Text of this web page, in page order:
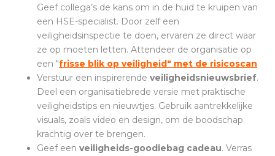
Geef collega’s de kans om in de huid te kruipen van
een HSE-specialist. Door zelf een
veiligheidsinspectie te doen, ervaren ze direct waar
ze op moeten letten. Attendeer de organisatie op
een "frisse blik op veiligheid" met de risicoscan
Verstuur een inspirerende veiligheidsnieuwsbrief.
Deel een organisatiebrede versie met praktische
veiligheidstips en nieuwtjes. Gebruik aantrekkelijke
visuals, zoals video en design, om de boodschap
krachtig over te brengen.
Geef een veiligheids-goodiebag cadeau. Verras